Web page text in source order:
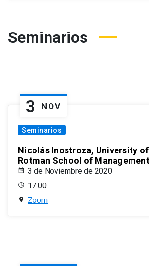
Seminarios
3 NOV
Seminarios
Nicolás Inostroza, University
Rotman School of Management
3 de Noviembre de 2020
17:00
Zoom